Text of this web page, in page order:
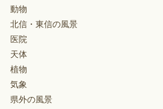
動物
北信・東信の風景
医院
天体
植物
気象
県外の風景